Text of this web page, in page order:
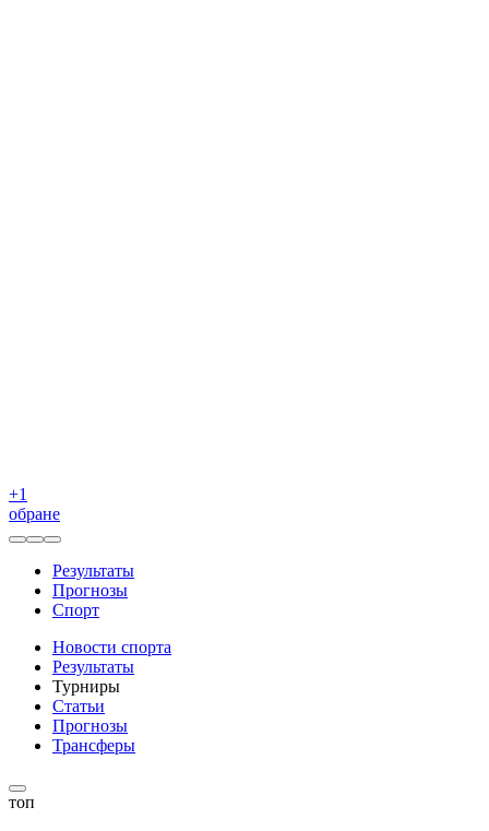
+1
обране
Результаты
Прогнозы
Спорт
Новости спорта
Результаты
Турниры
Статьи
Прогнозы
Трансферы
топ